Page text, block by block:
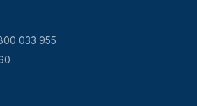
033 955